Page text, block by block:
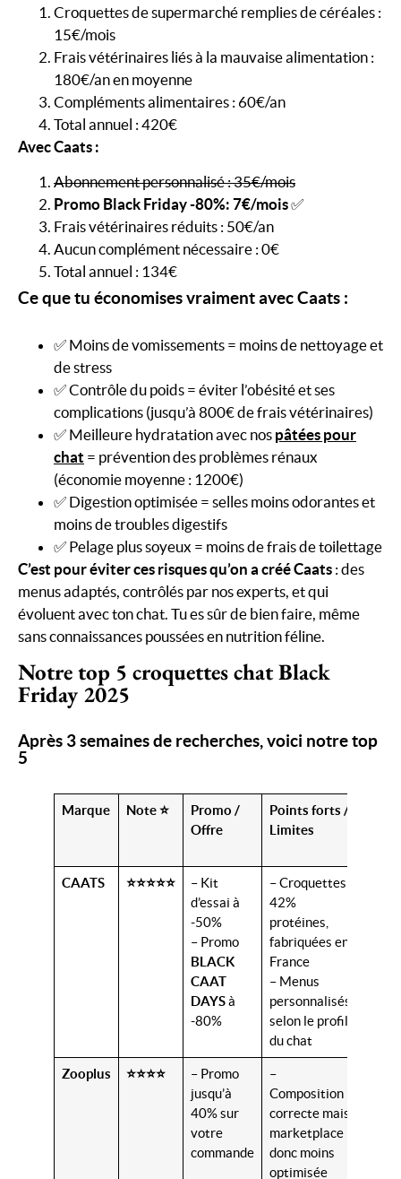
Croquettes de supermarché remplies de céréales :
15€/mois
Frais vétérinaires liés à la mauvaise alimentation :
180€/an en moyenne
Compléments alimentaires : 60€/an
Total annuel : 420€
Avec Caats :
Abonnement personnalisé : 35€/mois
Promo Black Friday -80%: 7€/mois✅
Frais vétérinaires réduits : 50€/an
Aucun complément nécessaire : 0€
Total annuel : 134€
Ce que tu économises vraiment avec Caats :
✅ Moins de vomissements = moins de nettoyage et
de stress
✅ Contrôle du poids = éviter l’obésité et ses
complications (jusqu’à 800€ de frais vétérinaires)
✅ Meilleure hydratation avec nos pâtées pour
chat = prévention des problèmes rénaux
(économie moyenne : 1200€)
✅ Digestion optimisée = selles moins odorantes et
moins de troubles digestifs
✅ Pelage plus soyeux = moins de frais de toilettage
C’est pour éviter ces risques qu’on a créé Caats : des
menus adaptés, contrôlés par nos experts, et qui
évoluent avec ton chat. Tu es sûr de bien faire, même
sans connaissances poussées en nutrition féline.
Notre top 5 croquettes chat Black
Friday 2025
Après 3 semaines de recherches, voici notre top
5
Marque Note ⭐
Promo /
Offre
Points forts /
Limites
CAATS ⭐⭐⭐⭐⭐
– Kit
d’essai à
-50%
– Promo
BLACK
CAAT
DAYSà
-80%
– Croquettes
42%
protéines,
fabriquées en
France
– Menus
personnalisés
selon le profil
du chat
Zooplus ⭐⭐⭐⭐
– Promo
jusqu’à
40% sur
votre
commande
–
Composition
correcte mais
marketplace
donc moins
optimisée